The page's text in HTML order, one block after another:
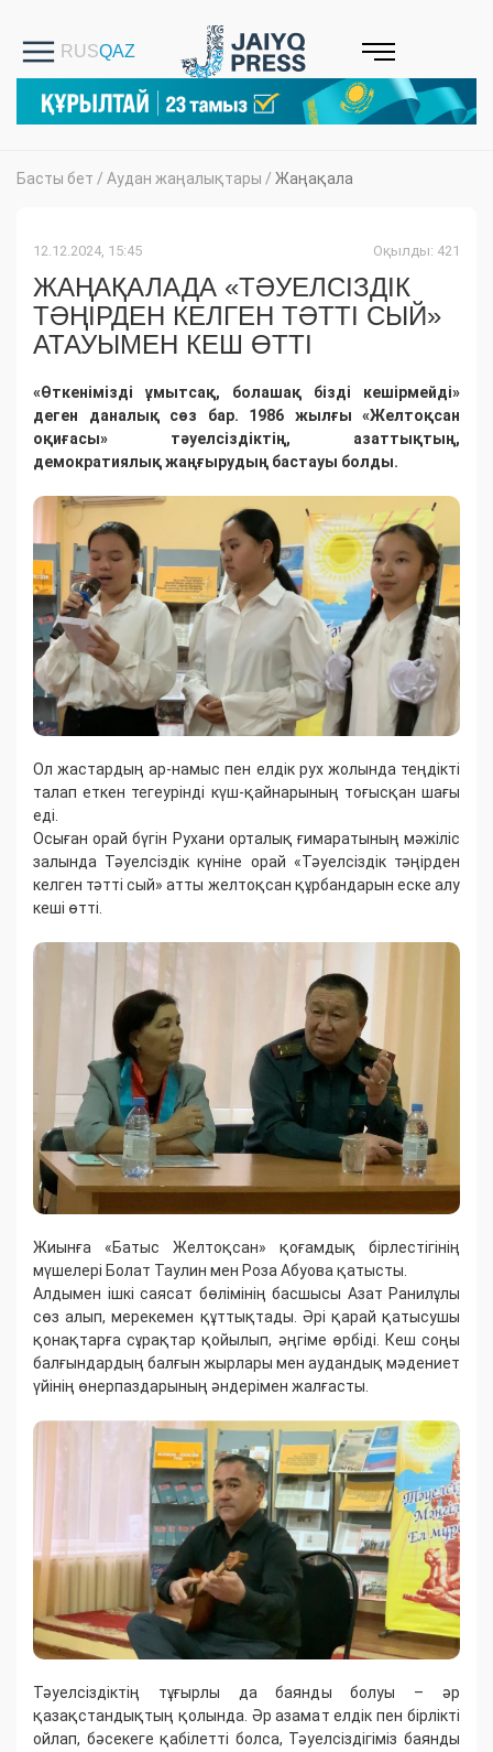
Басты бет / Аудан жаңалықтары / Жаңақала
12.12.2024, 15:45 Оқылды: 421
ЖАҢАҚАЛАДА «ТӘУЕЛСІЗДІК
ТӘҢІРДЕН КЕЛГЕН ТӘТТІ СЫЙ»
АТАУЫМЕН КЕШ ӨТТІ
«Өткенімізді ұмытсақ, болашақ бізді кешірмейді»
деген даналық сөз бар. 1986 жылғы «Желтоқсан
оқиғасы» тәуелсіздіктің, азаттықтың,
демократиялық жаңғырудың бастауы болды.
Ол жастардың ар-намыс пен елдік рух жолында теңдікті
талап еткен тегеурінді күш-қайнарының тоғысқан шағы
еді.
Осыған орай бүгін Рухани орталық ғимаратының мәжіліс
залында Тәуелсіздік күніне орай «Тәуелсіздік тәңірден
келген тәтті сый» атты желтоқсан құрбандарын еске алу
кеші өтті.
Жиынға «Батыс Желтоқсан» қоғамдық бірлестігінің
мүшелері Болат Таулин мен Роза Абуова қатысты.
Алдымен ішкі саясат бөлімінің басшысы Азат Ранилұлы
сөз алып, мерекемен құттықтады. Әрі қарай қатысушы
қонақтарға сұрақтар қойылып, әңгіме өрбіді. Кеш соңы
балғындардың балғын жырлары мен аудандық мәдениет
үйінің өнерпаздарының әндерімен жалғасты.
Тәуелсіздіктің тұғырлы да баянды болуы – әр
қазақстандықтың қолында. Әр азамат елдік пен бірлікті
ойлап, бәсекеге қабілетті болса, Тәуелсіздігіміз баянды